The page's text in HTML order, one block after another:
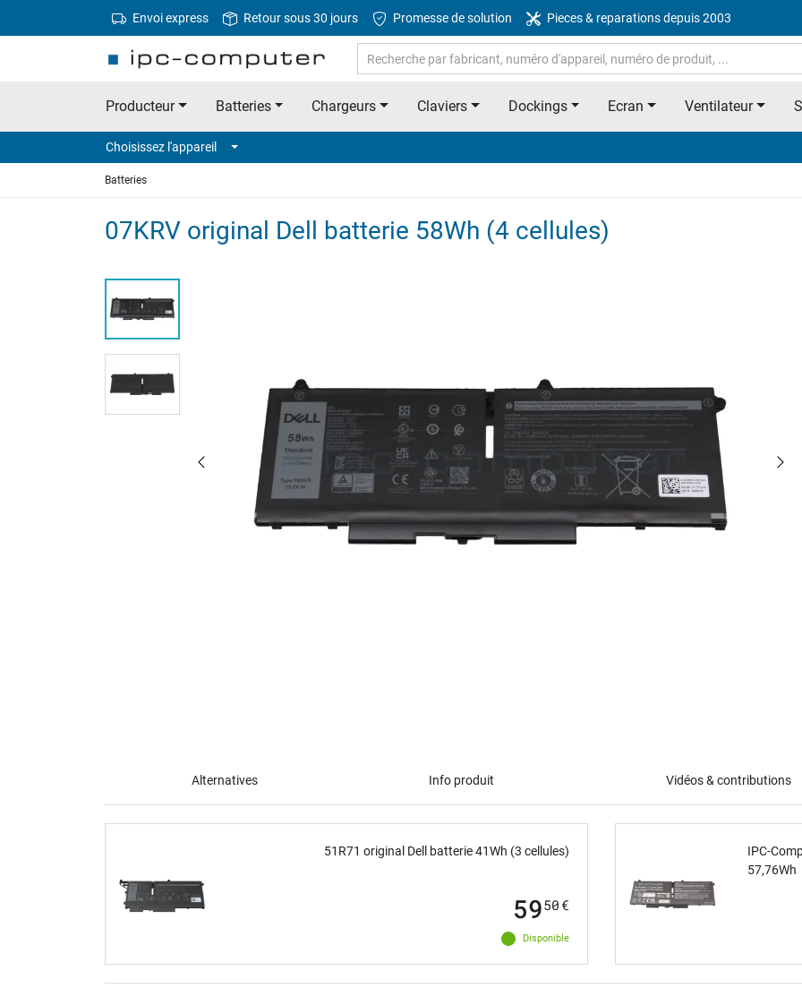
Envoi express Retour sous 30 jours Promesse de solution Pieces & reparations depuis 2003
Producteur Batteries Chargeurs Claviers Dockings Ecran Ventilateur
Choisissez l'appareil
Batteries
07KRV original Dell batterie 58Wh (4 cellules)
Alternatives Info produit Vidéos & contributions
51R71 original Dell batterie 41Wh (3 cellules)
Disponible
5950 €
IPC-
57,76Wh